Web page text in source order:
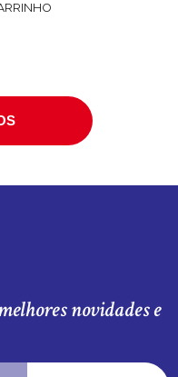
novidades e